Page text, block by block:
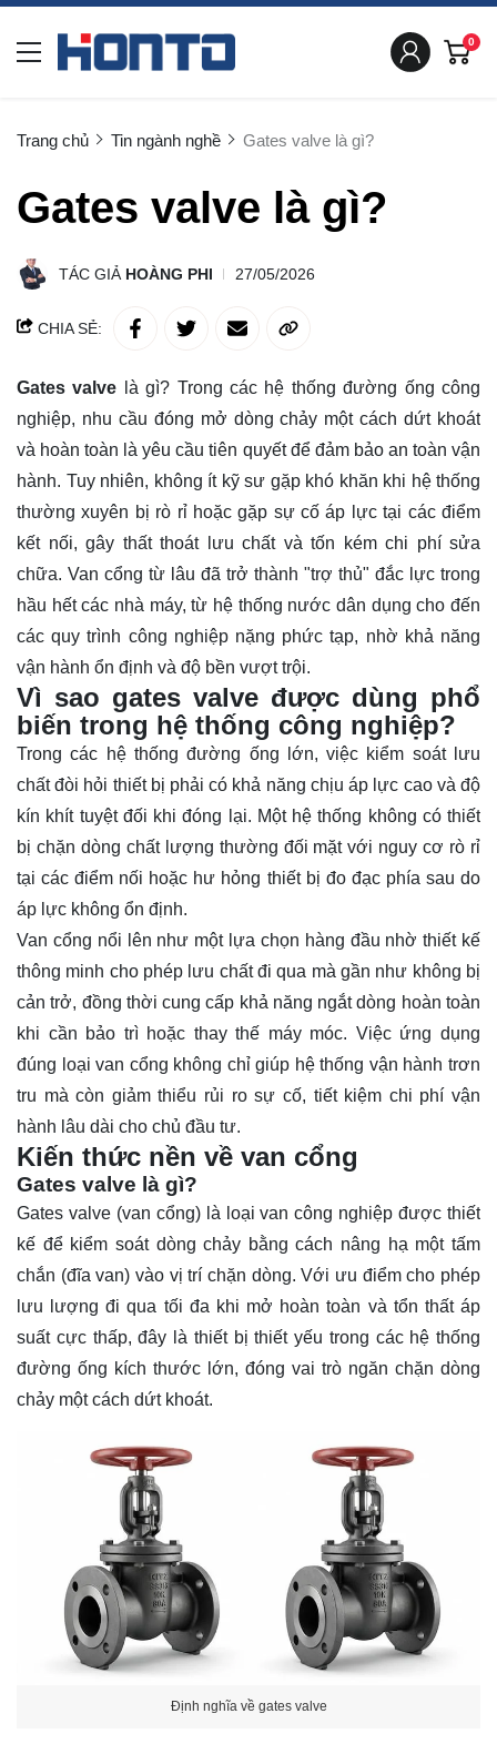
0
Trang chủ Tin ngành nghề Gates valve là gì?
Gates valve là gì?
TÁC GIẢ HOÀNG PHI 27/05/2026
CHIA SẺ:
Gates valve là gì? Trong các hệ thống đường ống công
nghiệp, nhu cầu đóng mở dòng chảy một cách dứt khoát
và hoàn toàn là yêu cầu tiên quyết để đảm bảo an toàn vận
hành. Tuy nhiên, không ít kỹ sư gặp khó khăn khi hệ thống
thường xuyên bị rò rỉ hoặc gặp sự cố áp lực tại các điểm
kết nối, gây thất thoát lưu chất và tốn kém chi phí sửa
chữa. Van cổng từ lâu đã trở thành "trợ thủ" đắc lực trong
hầu hết các nhà máy, từ hệ thống nước dân dụng cho đến
các quy trình công nghiệp nặng phức tạp, nhờ khả năng
vận hành ổn định và độ bền vượt trội.
Vì sao gates valve được dùng phổ
biến trong hệ thống công nghiệp?
Trong các hệ thống đường ống lớn, việc kiểm soát lưu
chất đòi hỏi thiết bị phải có khả năng chịu áp lực cao và độ
kín khít tuyệt đối khi đóng lại. Một hệ thống không có thiết
bị chặn dòng chất lượng thường đối mặt với nguy cơ rò rỉ
tại các điểm nối hoặc hư hỏng thiết bị đo đạc phía sau do
áp lực không ổn định.
Van cổng nổi lên như một lựa chọn hàng đầu nhờ thiết kế
thông minh cho phép lưu chất đi qua mà gần như không bị
cản trở, đồng thời cung cấp khả năng ngắt dòng hoàn toàn
khi cần bảo trì hoặc thay thế máy móc. Việc ứng dụng
đúng loại van cổng không chỉ giúp hệ thống vận hành trơn
tru mà còn giảm thiểu rủi ro sự cố, tiết kiệm chi phí vận
hành lâu dài cho chủ đầu tư.
Kiến thức nền về van cổng
Gates valve là gì?
Gates valve (van cổng) là loại van công nghiệp được thiết
kế để kiểm soát dòng chảy bằng cách nâng hạ một tấm
chắn (đĩa van) vào vị trí chặn dòng. Với ưu điểm cho phép
lưu lượng đi qua tối đa khi mở hoàn toàn và tổn thất áp
suất cực thấp, đây là thiết bị thiết yếu trong các hệ thống
đường ống kích thước lớn, đóng vai trò ngăn chặn dòng
chảy một cách dứt khoát.
Định nghĩa về gates valve